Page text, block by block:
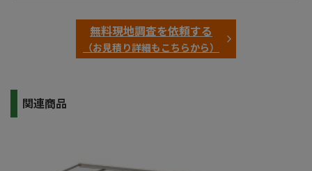
無料現地調査を依頼する
（お見積り詳細もこちらから）
関連商品